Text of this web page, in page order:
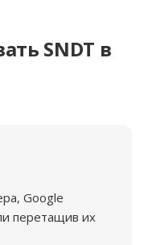
SNDT в
Google
перетащив их